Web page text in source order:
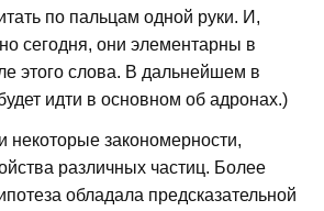
по пальцам одной руки. И,
сегодня, они элементарны в
этого слова. В дальнейшем в
идти в основном об адронах.)
некоторые закономерности,
различных частиц. Более
обладала предсказательной